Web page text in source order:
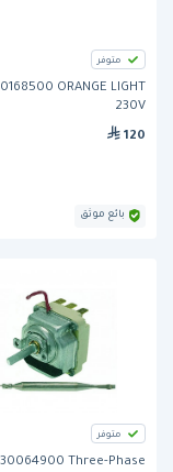
متوفر
ORANGE LIGHT
230V
120
بائع موثق
متوفر
Three-Phase